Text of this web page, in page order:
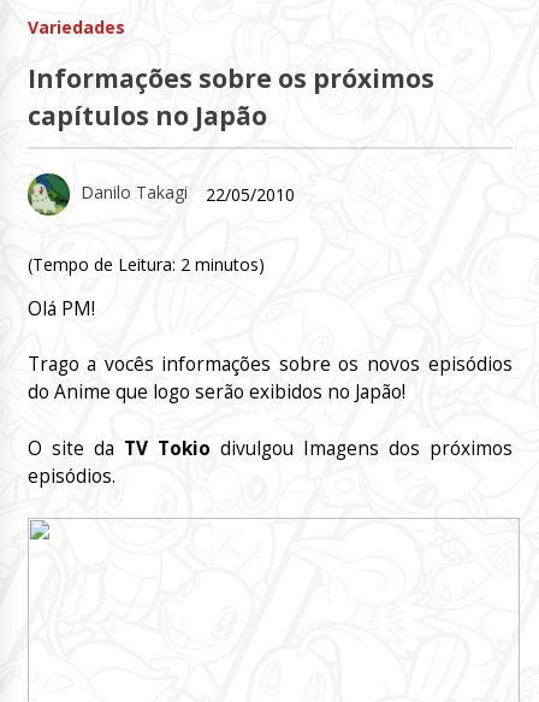
Variedades
Informações sobre os próximos
capítulos no Japão
Danilo Takagi 22/05/2010
(Tempo de Leitura: 2 minutos)
Olá PM!
Trago a vocês informações sobre os novos episódios
do Anime que logo serão exibidos no Japão!
O site da TV Tokio divulgou Imagens dos próximos
episódios.